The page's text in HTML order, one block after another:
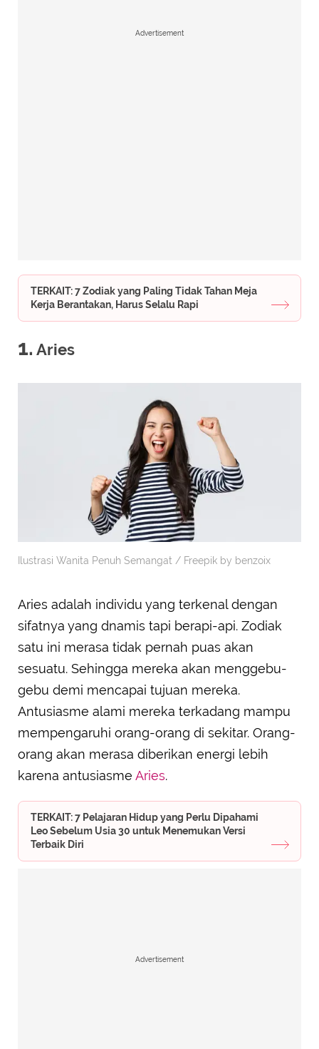
Advertisement
TERKAIT: 7 Zodiak yang Paling Tidak Tahan Meja
Kerja Berantakan, Harus Selalu Rapi
1. Aries
Ilustrasi Wanita Penuh Semangat / Freepik by benzoix
Aries adalah individu yang terkenal dengan
sifatnya yang dnamis tapi berapi-api. Zodiak
satu ini merasa tidak pernah puas akan
sesuatu. Sehingga mereka akan menggebu-
gebu demi mencapai tujuan mereka.
Antusiasme alami mereka terkadang mampu
mempengaruhi orang-orang di sekitar. Orang-
orang akan merasa diberikan energi lebih
karena antusiasme Aries.
TERKAIT: 7 Pelajaran Hidup yang Perlu Dipahami
Leo Sebelum Usia 30 untuk Menemukan Versi
Terbaik Diri
Advertisement